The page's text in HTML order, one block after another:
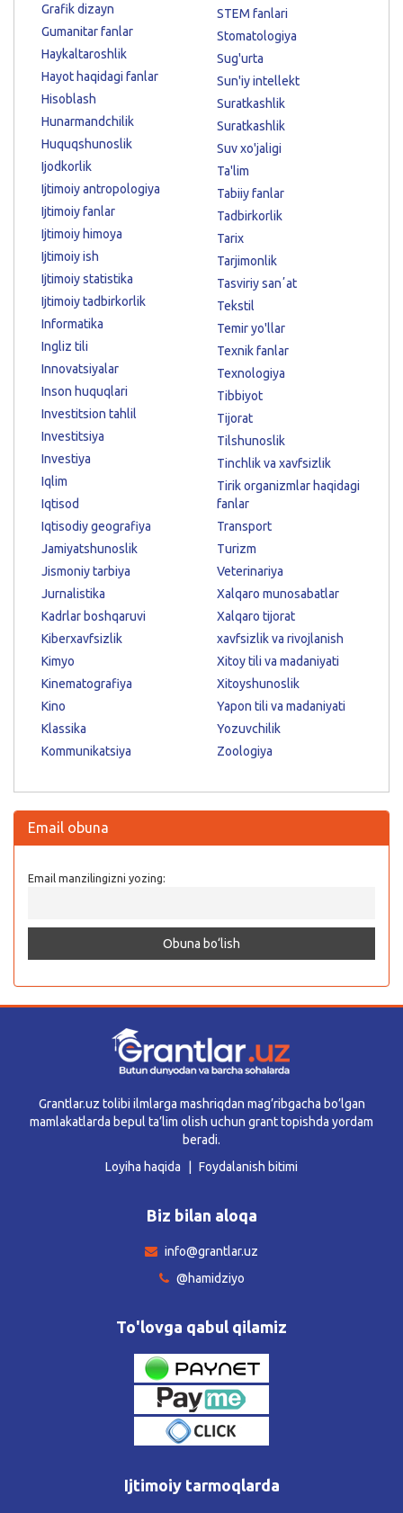
Grafik dizayn
Gumanitar fanlar
Haykaltaroshlik
Hayot haqidagi fanlar
Hisoblash
Hunarmandchilik
Huquqshunoslik
Ijodkorlik
Ijtimoiy antropologiya
Ijtimoiy fanlar
Ijtimoiy himoya
Ijtimoiy ish
Ijtimoiy statistika
Ijtimoiy tadbirkorlik
Informatika
Ingliz tili
Innovatsiyalar
Inson huquqlari
Investitsion tahlil
Investitsiya
Investiya
Iqlim
Iqtisod
Iqtisodiy geografiya
Jamiyatshunoslik
Jismoniy tarbiya
Jurnalistika
Kadrlar boshqaruvi
Kiberxavfsizlik
Kimyo
Kinematografiya
Kino
Klassika
Kommunikatsiya
STEM fanlari
Stomatologiya
Sug'urta
Sun'iy intellekt
Suratkashlik
Suratkashlik
Suv xo'jaligi
Ta'lim
Tabiiy fanlar
Tadbirkorlik
Tarix
Tarjimonlik
Tasviriy sanʼat
Tekstil
Temir yo'llar
Texnik fanlar
Texnologiya
Tibbiyot
Tijorat
Tilshunoslik
Tinchlik va xavfsizlik
Tirik organizmlar haqidagi
fanlar
Transport
Turizm
Veterinariya
Xalqaro munosabatlar
Xalqaro tijorat
xavfsizlik va rivojlanish
Xitoy tili va madaniyati
Xitoyshunoslik
Yapon tili va madaniyati
Yozuvchilik
Zoologiya
Email obuna
Email manzilingizni yozing:
Grantlar.uz tolibi ilmlarga mashriqdan mag’ribgacha bo’lgan
mamlakatlarda bepul ta’lim olish uchun grant topishda yordam
beradi.
Loyiha haqida
Foydalanish bitimi
Biz bilan aloqa
info@grantlar.uz
@hamidziyo
To'lovga qabul qilamiz
Ijtimoiy tarmoqlarda